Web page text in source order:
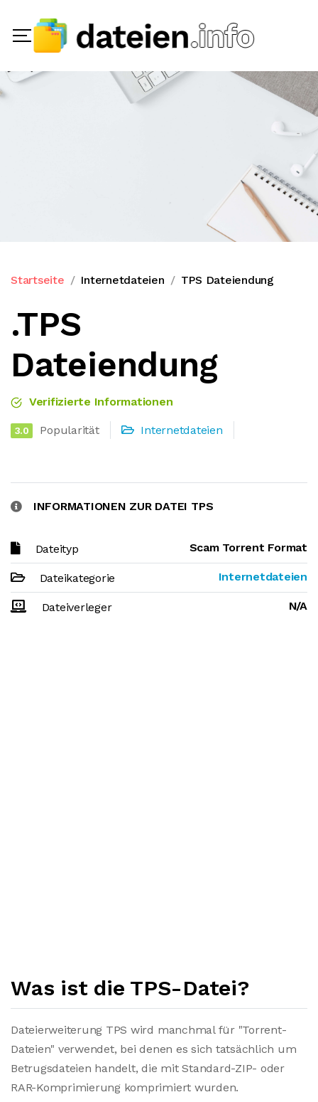
Startseite Internetdateien TPS Dateiendung
.TPS
Dateiendung
Verifizierte Informationen
3.0 Popularität Internetdateien
INFORMATIONEN ZUR DATEI TPS
Dateityp Scam Torrent Format
Dateikategorie Internetdateien
Dateiverleger N/A
Was ist die TPS-Datei?
Dateierweiterung TPS wird manchmal für "Torrent-
Dateien" verwendet, bei denen es sich tatsächlich um
Betrugsdateien handelt, die mit Standard-ZIP- oder
RAR-Komprimierung komprimiert wurden.